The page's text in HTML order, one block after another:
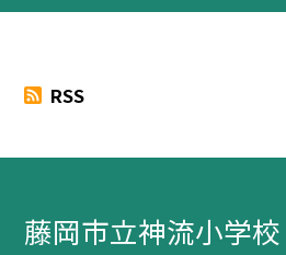
RSS
藤岡市立神流小学校